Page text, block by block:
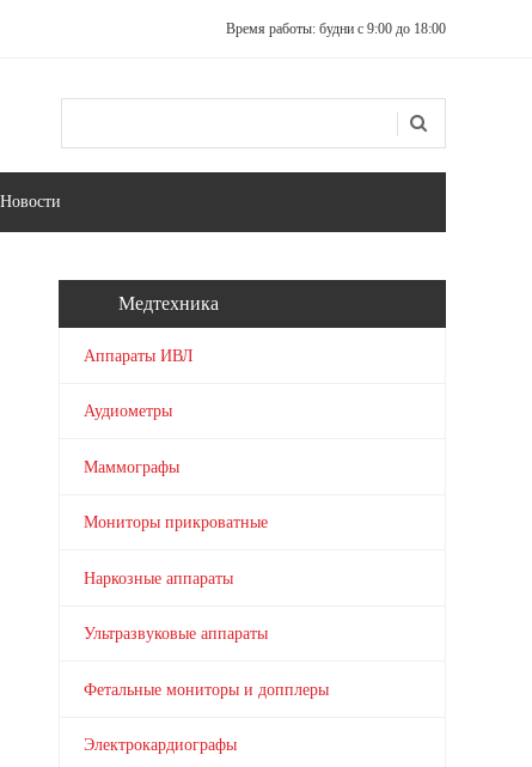
Время работы: будни с 9:00 до 18:00
Новости
Медтехника
Аппараты ИВЛ
Аудиометры
Маммографы
Мониторы прикроватные
Наркозные аппараты
Ультразвуковые аппараты
Фетальные мониторы и допплеры
Электрокардиографы